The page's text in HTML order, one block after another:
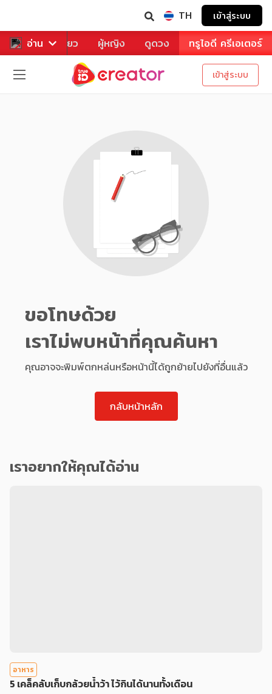
TH เข้าสู่ระบบ
อ่าน
หาร ท่องเที่ยว ผู้หญิง ดูดวง ทรูไอดี ครีเอเตอร์
เข้าสู่ระบบ
ขอโทษด้วย
เราไม่พบหน้าที่คุณค้นหา
คุณอาจจะพิมพ์ตกหล่นหรือหน้านี้ได้ถูกย้ายไปยังที่อื่นแล้ว
กลับหน้าหลัก
เราอยากให้คุณได้อ่าน
อาหาร
5 เคล็คลับเก็บกล้วยน้ำว้า ไว้กินได้นานทั้งเดือน